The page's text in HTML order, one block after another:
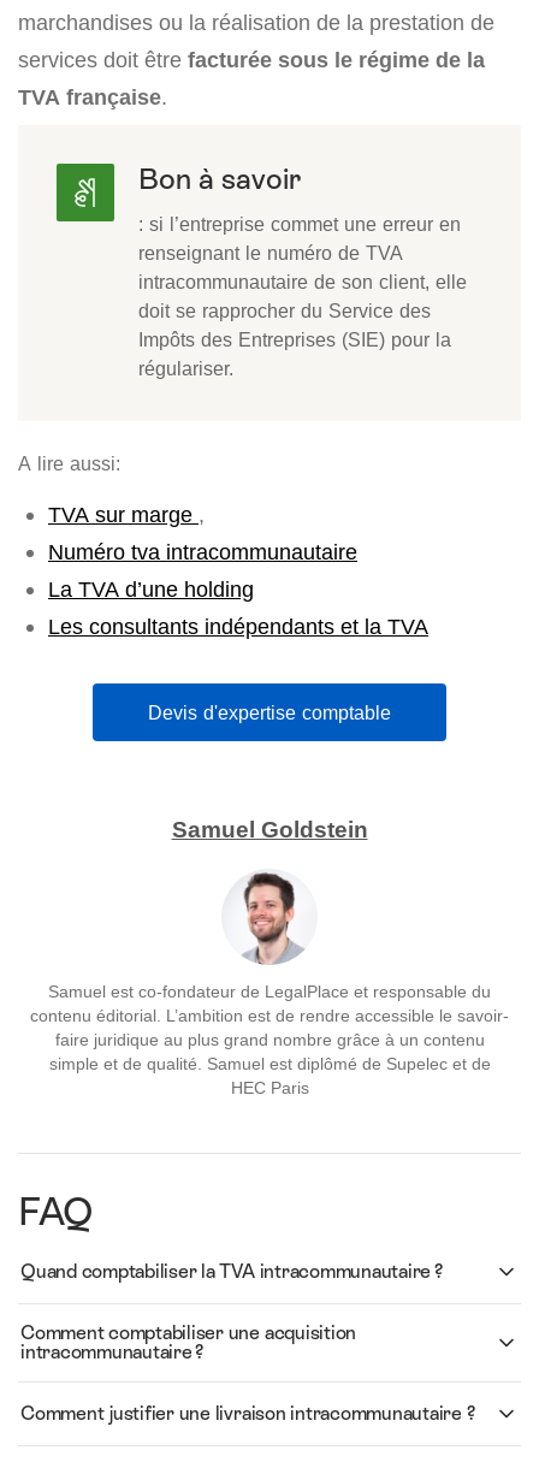
marchandises ou la réalisation de la prestation de
services doit être facturée sous le régime de la
TVA française.
Bon à savoir
: si l’entreprise commet une erreur en
renseignant le numéro de TVA
intracommunautaire de son client, elle
doit se rapprocher du Service des
Impôts des Entreprises (SIE) pour la
régulariser.
A lire aussi:
TVA sur marge ,
Numéro tva intracommunautaire
La TVA d’une holding
Les consultants indépendants et la TVA
Devis d'expertise comptable
Samuel Goldstein
Samuel est co-fondateur de LegalPlace et responsable du
contenu éditorial. L’ambition est de rendre accessible le savoir-
faire juridique au plus grand nombre grâce à un contenu
simple et de qualité. Samuel est diplômé de Supelec et de
HEC Paris
FAQ
Quand comptabiliser la TVA intracommunautaire ?
Comment comptabiliser une acquisition
intracommunautaire ?
Comment justifier une livraison intracommunautaire ?